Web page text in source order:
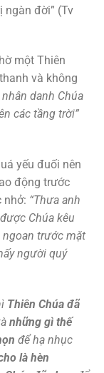
ngàn đời” (Tv
một Thiên
và không
danh Chúa
các tầng trời”
yếu đuối nên
động trước
nhở: “Thưa anh
Chúa kêu
ngoan trước mặt
người quý
Thiên Chúa đã
những gì thế
để hạ nhục
là hèn